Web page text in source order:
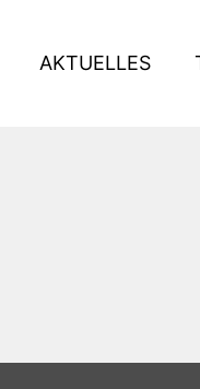
AKTUELLES